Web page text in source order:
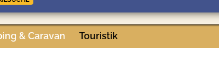
& Caravan Touristik